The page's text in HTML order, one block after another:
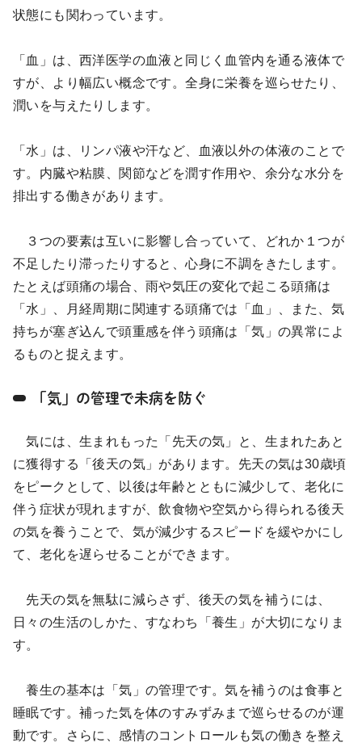
状態にも関わっています。
「血」は、西洋医学の血液と同じく血管内を通る液体で
すが、より幅広い概念です。全身に栄養を巡らせたり、
潤いを与えたりします。
「水」は、リンパ液や汗など、血液以外の体液のことで
す。内臓や粘膜、関節などを潤す作用や、余分な水分を
排出する働きがあります。
３つの要素は互いに影響し合っていて、どれか１つが
不足したり滞ったりすると、心身に不調をきたします。
たとえば頭痛の場合、雨や気圧の変化で起こる頭痛は
「水」、月経周期に関連する頭痛では「血」、また、気
持ちが塞ぎ込んで頭重感を伴う頭痛は「気」の異常によ
るものと捉えます。
「気」の管理で未病を防ぐ
気には、生まれもった「先天の気」と、生まれたあと
に獲得する「後天の気」があります。先天の気は30歳頃
をピークとして、以後は年齢とともに減少して、老化に
伴う症状が現れますが、飲食物や空気から得られる後天
の気を養うことで、気が減少するスピードを緩やかにし
て、老化を遅らせることができます。
先天の気を無駄に減らさず、後天の気を補うには、
日々の生活のしかた、すなわち「養生」が大切になりま
す。
養生の基本は「気」の管理です。気を補うのは食事と
睡眠です。補った気を体のすみずみまで巡らせるのが運
動です。さらに、感情のコントロールも気の働きを整え